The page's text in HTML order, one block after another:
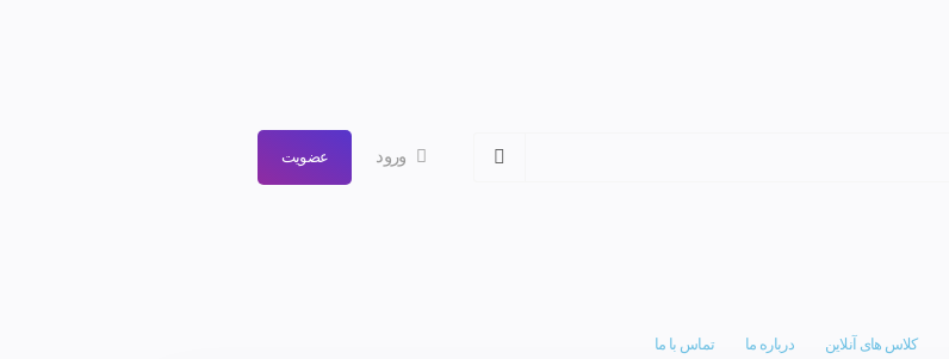
ورود عضویت
کلاس های آنلاین درباره ما تماس با ما